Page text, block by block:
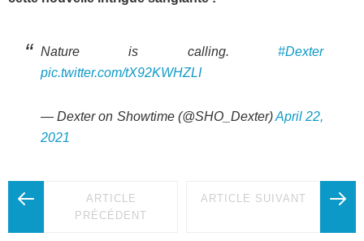
Nature is calling. #Dexter
pic.twitter.com/tX92KWHZLI
— Dexter on Showtime (@SHO_Dexter)April 22,
2021
ARTICLE
PRÉCÉDENT
ARTICLE SUIVANT